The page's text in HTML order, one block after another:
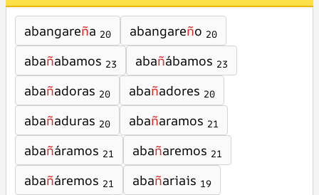
abangareña 20 abangareño 20
abañabamos 23 abañábamos 23
abañadoras 20 abañadores 20
abañaduras 20 abañaramos 21
abañáramos 21 abañaremos 21
abañáremos 21 abañariais 19